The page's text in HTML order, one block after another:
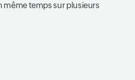
même temps sur plusieurs